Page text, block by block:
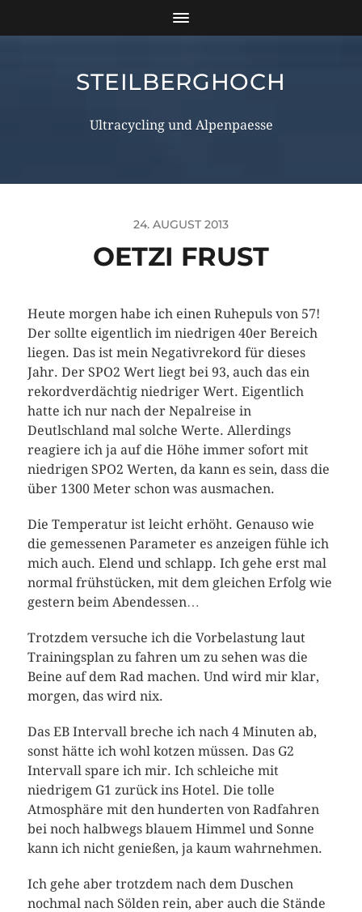
STEILBERGHOCH
Ultracycling und Alpenpaesse
24. AUGUST 2013
OETZI FRUST
Heute morgen habe ich einen Ruhepuls von 57!
Der sollte eigentlich im niedrigen 40er Bereich
liegen. Das ist mein Negativrekord für dieses
Jahr. Der SPO2 Wert liegt bei 93, auch das ein
rekordverdächtig niedriger Wert. Eigentlich
hatte ich nur nach der Nepalreise in
Deutlschland mal solche Werte. Allerdings
reagiere ich ja auf die Höhe immer sofort mit
niedrigen SPO2 Werten, da kann es sein, dass die
über 1300 Meter schon was ausmachen.
Die Temperatur ist leicht erhöht. Genauso wie
die gemessenen Parameter es anzeigen fühle ich
mich auch. Elend und schlapp. Ich gehe erst mal
normal frühstücken, mit dem gleichen Erfolg wie
gestern beim Abendessen…
Trotzdem versuche ich die Vorbelastung laut
Trainingsplan zu fahren um zu sehen was die
Beine auf dem Rad machen. Und wird mir klar,
morgen, das wird nix.
Das EB Intervall breche ich nach 4 Minuten ab,
sonst hätte ich wohl kotzen müssen. Das G2
Intervall spare ich mir. Ich schleiche mit
niedrigem G1 zurück ins Hotel. Die tolle
Atmosphäre mit den hunderten von Radfahren
bei noch halbwegs blauem Himmel und Sonne
kann ich nicht genießen, ja kaum wahrnehmen.
Ich gehe aber trotzdem nach dem Duschen
nochmal nach Sölden rein, aber auch die Stände